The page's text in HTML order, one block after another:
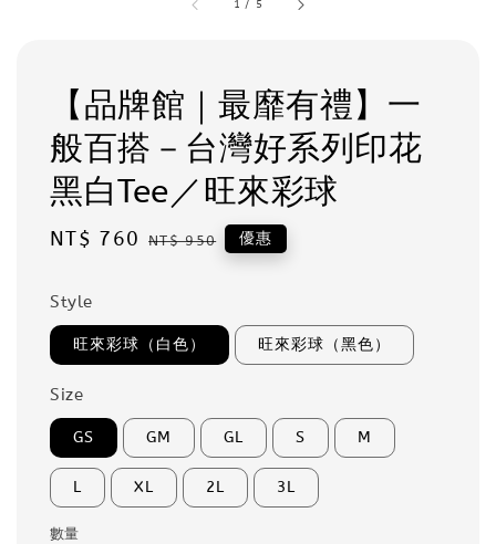
1 / 5
【品牌館｜最靡有禮】一
般百搭－台灣好系列印花
黑白Tee／旺來彩球
Sale
NT$ 760 Regular
NT$ 950 優惠
Style
旺來彩球（白色） 旺來彩球（黑色）
Size
GS GM GL S M
L XL 2L 3L
數量